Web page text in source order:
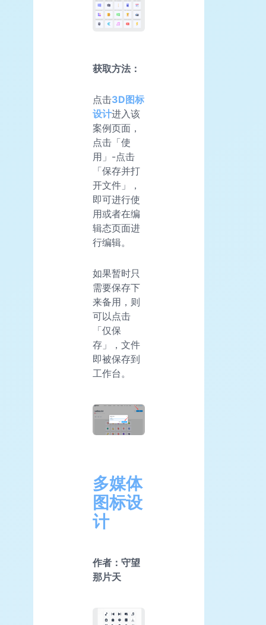
获取方法：
点击3D图标
设计进入该
案例页面，
点击「使
用」-点击
「保存并打
开文件」，
即可进行使
用或者在编
辑态页面进
行编辑。
如果暂时只
需要保存下
来备用，则
可以点击
「仅保
存」，文件
即被保存到
工作台。
多媒体
图标设
计
作者：守望
那片天